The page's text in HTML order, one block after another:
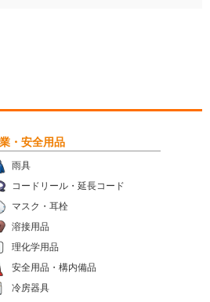
・安全用品
雨具
コードリール・延長コード
マスク・耳栓
溶接用品
理化学用品
安全用品・構内備品
冷房器具